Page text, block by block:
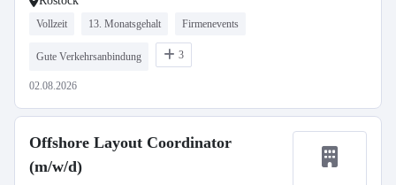
Vollzeit 13. Monatsgehalt Firmenevents
Gute Verkehrsanbindung 3
02.08.2026
Offshore Layout Coordinator
(m/w/d)